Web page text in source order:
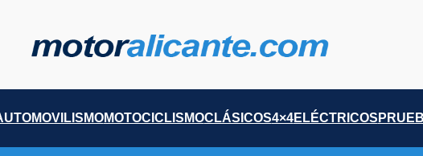
MOTOCICLISMOCLÁSICOS4×4ELÉCTRICOS